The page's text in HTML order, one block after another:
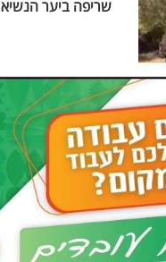
שריפה ביער הנשיא